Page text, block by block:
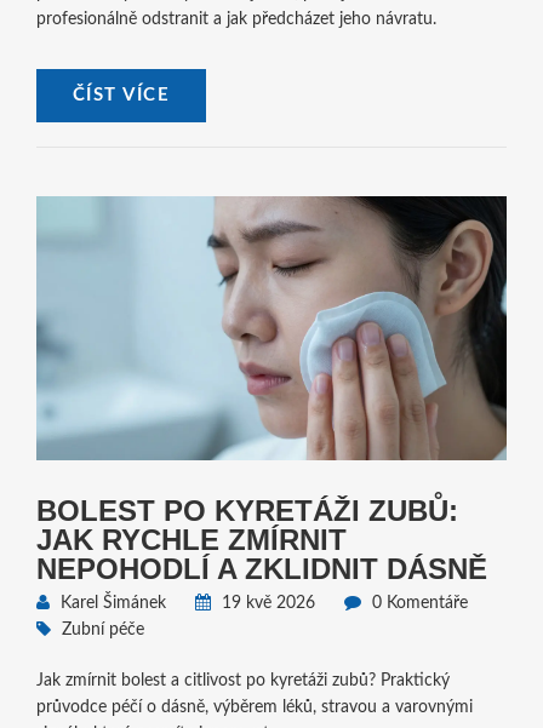
profesionálně odstranit a jak předcházet jeho návratu.
ČÍST VÍCE
BOLEST PO KYRETÁŽI ZUBŮ:
JAK RYCHLE ZMÍRNIT
NEPOHODLÍ A ZKLIDNIT DÁSNĚ
Karel Šimánek 19 kvě 2026
0 Komentáře
Zubní péče
Jak zmírnit bolest a citlivost po kyretáži zubů? Praktický
průvodce péčí o dásně, výběrem léků, stravou a varovnými